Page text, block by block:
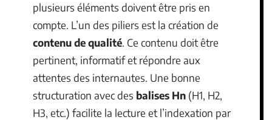
plusieurs éléments doivent être pris en
compte. L’un des piliers est la création de
contenu de qualité. Ce contenu doit être
pertinent, informatif et répondre aux
attentes des internautes. Une bonne
structuration avec des balises Hn (H1, H2,
H3, etc.) facilite la lecture et l’indexation par